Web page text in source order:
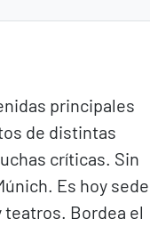
principales
de distintas
críticas. Sin
Es hoy sede
teatros. Bordea el